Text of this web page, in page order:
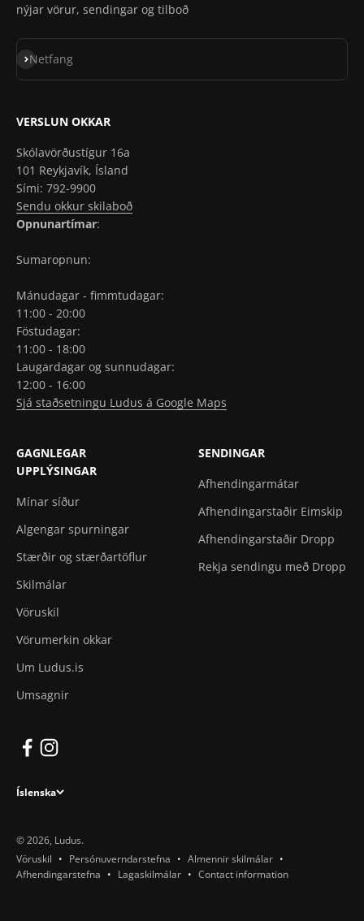
nýjar vörur, sendingar og tilboð
Netfang
Skrá á póstlista
VERSLUN OKKAR
Skólavörðustígur 16a
101 Reykjavík, Ísland
Sími: 792-9900
Sendu okkur skilaboð
Opnunartímar:
Sumaropnun:
Mánudagar - fimmtudagar:
11:00 - 20:00
Föstudagar:
11:00 - 18:00
Laugardagar og sunnudagar:
12:00 - 16:00
Sjá staðsetningu Ludus á Google Maps
GAGNLEGAR
UPPLÝSINGAR
Mínar síður
Algengar spurningar
Stærðir og stærðartöflur
Skilmálar
Vöruskil
Vörumerkin okkar
Um Ludus.is
Umsagnir
SENDINGAR
Afhendingarmátar
Afhendingarstaðir Eimskip
Afhendingarstaðir Dropp
Rekja sendingu með Dropp
Íslenska
© 2026, Ludus.
Vöruskil
Persónuverndarstefna
Almennir skilmálar
Afhendingarstefna
Lagaskilmálar Contact information